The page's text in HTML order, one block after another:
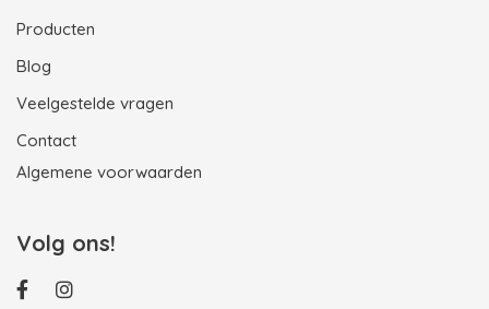
Producten
Blog
Veelgestelde vragen
Contact
Algemene voorwaarden
Volg ons!